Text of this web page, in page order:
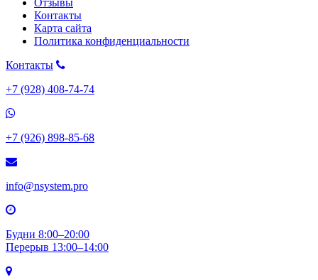
Отзывы
Контакты
Карта сайта
Политика конфиденциальности
Контакты
+7 (928) 408-74-74
+7 (926) 898-85-68
info@nsystem.pro
Будни 8:00–20:00
Перерыв 13:00–14:00